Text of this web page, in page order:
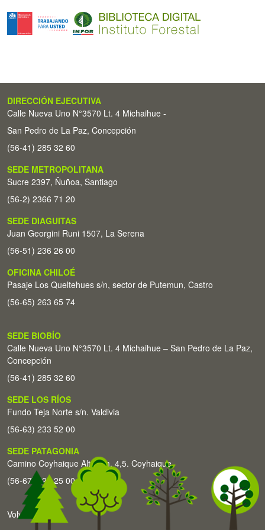
DIRECCIÓN EJECUTIVA
Calle Nueva Uno N°3570 Lt. 4 Michaihue -
San Pedro de La Paz, Concepción
(56-41) 285 32 60
SEDE METROPOLITANA
Sucre 2397, Ñuñoa, Santiago
(56-2) 2366 71 20
SEDE DIAGUITAS
Juan Georgini Runi 1507, La Serena
(56-51) 236 26 00
OFICINA CHILOÉ
Pasaje Los Queltehues s/n, sector de Putemun, Castro
(56-65) 263 65 74
SEDE BIOBÍO
Calle Nueva Uno N°3570 Lt. 4 Michaihue – San Pedro de La Paz,
Concepción
(56-41) 285 32 60
SEDE LOS RÍOS
Fundo Teja Norte s/n. Valdivia
(56-63) 233 52 00
SEDE PATAGONIA
Camino Coyhaique Alto Km. 4,5. Coyhaique
(56-67) 226 25 00
Volver arriba